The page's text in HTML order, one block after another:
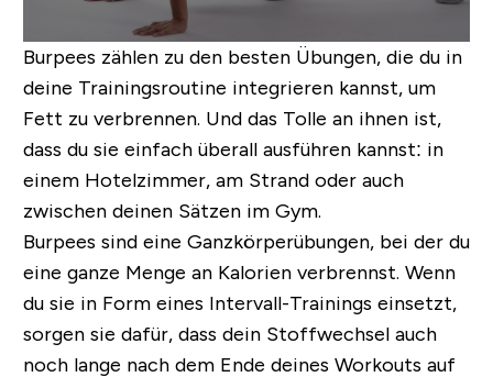
Burpees zählen zu den besten Übungen, die du in
deine Trainingsroutine integrieren kannst, um
Fett zu verbrennen. Und das Tolle an ihnen ist,
dass du sie einfach überall ausführen kannst: in
einem Hotelzimmer, am Strand oder auch
zwischen deinen Sätzen im Gym.
Burpees sind eine Ganzkörperübungen, bei der du
eine ganze Menge an Kalorien verbrennst. Wenn
du sie in Form eines Intervall-Trainings einsetzt,
sorgen sie dafür, dass dein Stoffwechsel auch
noch lange nach dem Ende deines Workouts auf